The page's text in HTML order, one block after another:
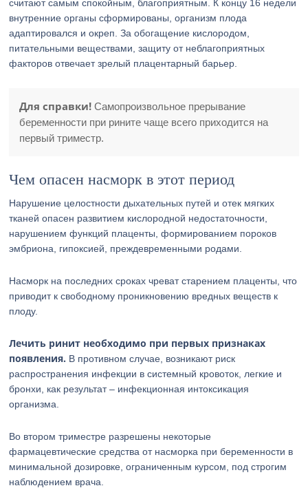
считают самым спокойным, благоприятным. К концу 16 недели
внутренние органы сформированы, организм плода
адаптировался и окреп. За обогащение кислородом,
питательными веществами, защиту от неблагоприятных
факторов отвечает зрелый плацентарный барьер.
Для справки! Самопроизвольное прерывание
беременности при рините чаще всего приходится на
первый триместр.
Чем опасен насморк в этот период
Нарушение целостности дыхательных путей и отек мягких
тканей опасен развитием кислородной недостаточности,
нарушением функций плаценты, формированием пороков
эмбриона, гипоксией, преждевременными родами.
Насморк на последних сроках чреват старением плаценты, что
приводит к свободному проникновению вредных веществ к
плоду.
Лечить ринит необходимо при первых признаках
появления. В противном случае, возникают риск
распространения инфекции в системный кровоток, легкие и
бронхи, как результат – инфекционная интоксикация
организма.
Во втором триместре разрешены некоторые
фармацевтические средства от насморка при беременности в
минимальной дозировке, ограниченным курсом, под строгим
наблюдением врача.